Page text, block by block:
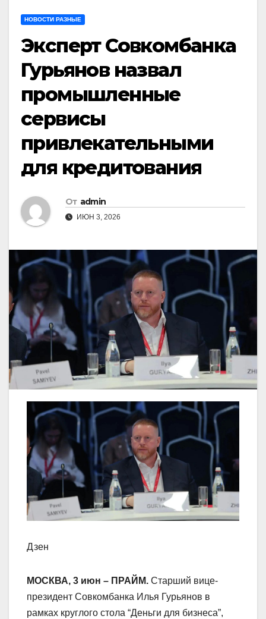
НОВОСТИ РАЗНЫЕ
Эксперт Совкомбанка
Гурьянов назвал
промышленные
сервисы
привлекательными
для кредитования
От admin
ИЮН 3, 2026
Дзен
МОСКВА, 3 июн – ПРАЙМ. Старший вице-
президент Совкомбанка Илья Гурьянов в
рамках круглого стола “Деньги для бизнеса”,